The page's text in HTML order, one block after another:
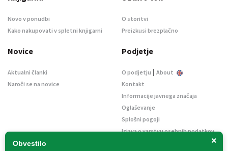
×
Obvestilo
Novo v ponudbi
Kako nakupovati v spletni knjigarni
O storitvi
Preizkusi brezplačno
Novice
Aktualni članki
Naroči se na novice
Podjetje
O podjetju | About
Kontakt
Informacije javnega značaja
Oglaševanje
Splošni pogoji
Izjava o varstvu osebnih podatkov